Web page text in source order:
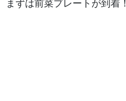
まずは前菜プレートが到着！